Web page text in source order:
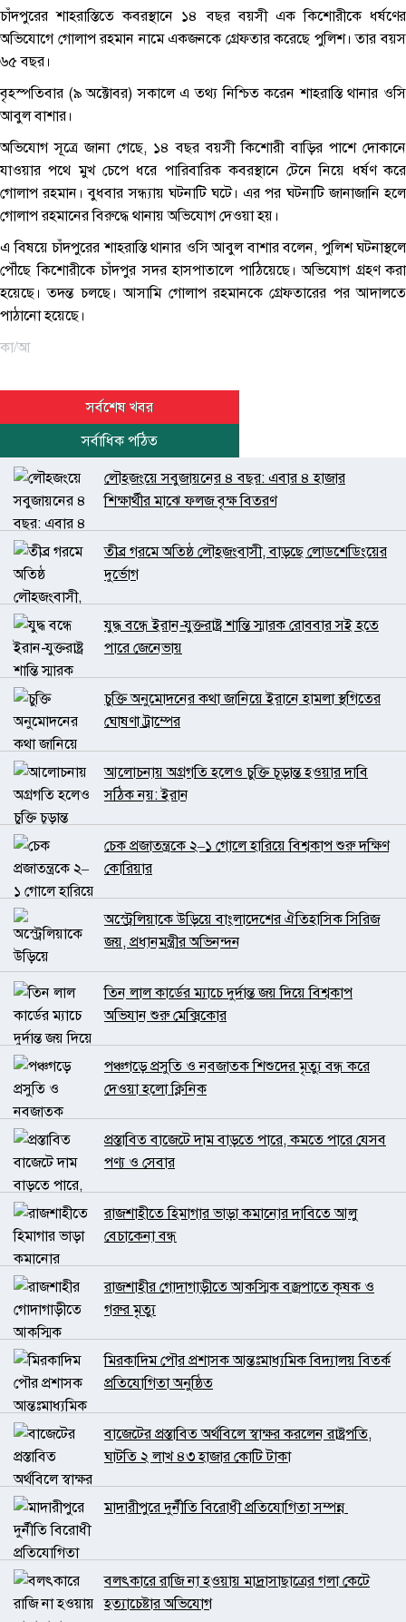
চাঁদপুরের শাহরাস্তিতে কবরস্থানে ১৪ বছর বয়সী এক কিশোরীকে ধর্ষণের
অভিযোগে গোলাপ রহমান নামে একজনকে গ্রেফতার করেছে পুলিশ। তার বয়স
৬৫ বছর।
বৃহস্পতিবার (৯ অক্টোবর) সকালে এ তথ্য নিশ্চিত করেন শাহরাস্তি থানার ওসি
আবুল বাশার।
অভিযোগ সূত্রে জানা গেছে, ১৪ বছর বয়সী কিশোরী বাড়ির পাশে দোকানে
যাওয়ার পথে মুখ চেপে ধরে পারিবারিক কবরস্থানে টেনে নিয়ে ধর্ষণ করে
গোলাপ রহমান। বুধবার সন্ধ্যায় ঘটনাটি ঘটে। এর পর ঘটনাটি জানাজানি হলে
গোলাপ রহমানের বিরুদ্ধে থানায় অভিযোগ দেওয়া হয়।
এ বিষয়ে চাঁদপুরের শাহরাস্তি থানার ওসি আবুল বাশার বলেন, পুলিশ ঘটনাস্থলে
পৌঁছে কিশোরীকে চাঁদপুর সদর হাসপাতালে পাঠিয়েছে। অভিযোগ গ্রহণ করা
হয়েছে। তদন্ত চলছে। আসামি গোলাপ রহমানকে গ্রেফতারের পর আদালতে
পাঠানো হয়েছে।
কা/আ
সর্বশেষ খবর
সর্বাধিক পঠিত
লৌহজংয়ে সবুজায়নের ৪ বছর: এবার ৪ হাজার
শিক্ষার্থীর মাঝে ফলজ বৃক্ষ বিতরণ
তীব্র গরমে অতিষ্ঠ লৌহজংবাসী, বাড়ছে লোডশেডিংয়ের
দুর্ভোগ
যুদ্ধ বন্ধে ইরান-যুক্তরাষ্ট্র শান্তি স্মারক রোববার সই হতে
পারে জেনেভায়
চুক্তি অনুমোদনের কথা জানিয়ে ইরানে হামলা স্থগিতের
ঘোষণা ট্রাম্পের
আলোচনায় অগ্রগতি হলেও চুক্তি চূড়ান্ত হওয়ার দাবি
সঠিক নয়: ইরান
চেক প্রজাতন্ত্রকে ২–১ গোলে হারিয়ে বিশ্বকাপ শুরু দক্ষিণ
কোরিয়ার
অস্ট্রেলিয়াকে উড়িয়ে বাংলাদেশের ঐতিহাসিক সিরিজ
জয়, প্রধানমন্ত্রীর অভিনন্দন
তিন লাল কার্ডের ম্যাচে দুর্দান্ত জয় দিয়ে বিশ্বকাপ
অভিযান শুরু মেক্সিকোর
পঞ্চগড়ে প্রসুতি ও নবজাতক শিশুদের মৃত্যু বন্ধ করে
দেওয়া হলো ক্লিনিক
প্রস্তাবিত বাজেটে দাম বাড়তে পারে, কমতে পারে যেসব
পণ্য ও সেবার
রাজশাহীতে হিমাগার ভাড়া কমানোর দাবিতে আলু
বেচাকেনা বন্ধ
রাজশাহীর গোদাগাড়ীতে আকস্মিক বজ্রপাতে কৃষক ও
গরুর মৃত্যু
মিরকাদিম পৌর প্রশাসক আন্তঃমাধ্যমিক বিদ্যালয় বিতর্ক
প্রতিযোগিতা অনুষ্ঠিত
বাজেটের প্রস্তাবিত অর্থবিলে স্বাক্ষর করলেন রাষ্ট্রপতি,
ঘাটতি ২ লাখ ৪৩ হাজার কোটি টাকা
মাদারীপুরে দুর্নীতি বিরোধী প্রতিযোগিতা সম্পন্ন
বলৎকারে রাজি না হওয়ায় মাদ্রাসাছাত্রের গলা কেটে
হত্যাচেষ্টার অভিযোগ